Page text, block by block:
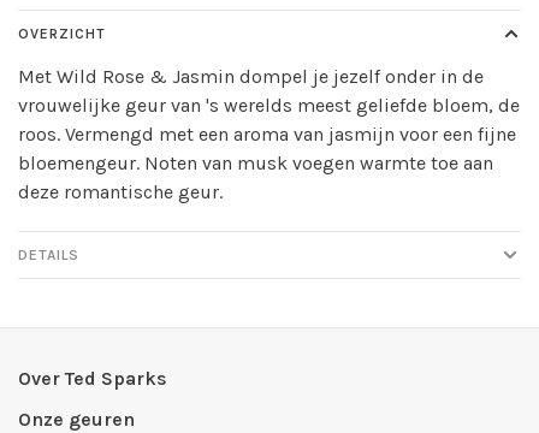
OVERZICHT
Met Wild Rose & Jasmin dompel je jezelf onder in de
vrouwelijke geur van 's werelds meest geliefde bloem, de
roos. Vermengd met een aroma van jasmijn voor een fijne
bloemengeur. Noten van musk voegen warmte toe aan
deze romantische geur.
DETAILS
Over Ted Sparks
Onze geuren